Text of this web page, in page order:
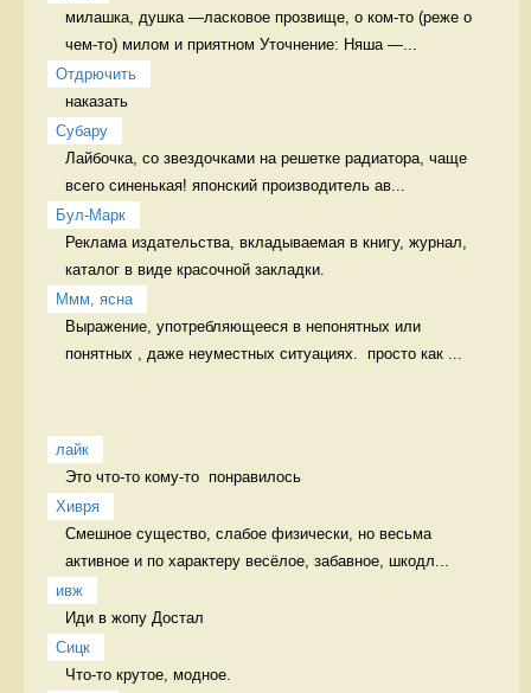
милашка, душка —ласковое прозвище, о ком-то (реже о
чем-то) милом и приятном Уточнение: Няша —...
Отдрючить
наказать
Cубару
Лайбочка, со звездочками на решетке радиатора, чаще
всего синенькая! японский производитель ав...
Бул-Марк
Реклама издательства, вкладываемая в книгу, журнал,
каталог в виде красочной закладки.
Ммм, ясна
Выражение, употребляющееся в непонятных или
понятных , даже неуместных ситуациях.  просто как ...
лайк
Это что-то кому-то  понравилось
Хивря
Смешное существо, слабое физически, но весьма
активное и по характеру весёлое, забавное, шкодл...
ивж
Иди в жопу Достал
Сицк
Что-то крутое, модное.